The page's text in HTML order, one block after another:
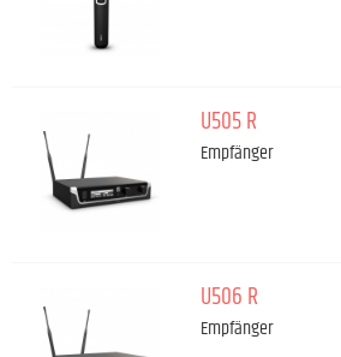
U505 R
Empfänger
U506 R
Empfänger